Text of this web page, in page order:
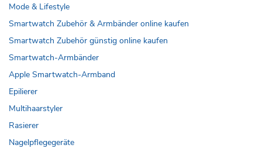
Mode & Lifestyle
Smartwatch Zubehör & Armbänder online kaufen
Smartwatch Zubehör günstig online kaufen
Smartwatch-Armbänder
Apple Smartwatch-Armband
Epilierer
Multihaarstyler
Rasierer
Nagelpflegegeräte